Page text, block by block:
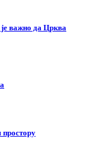
важно да Црква